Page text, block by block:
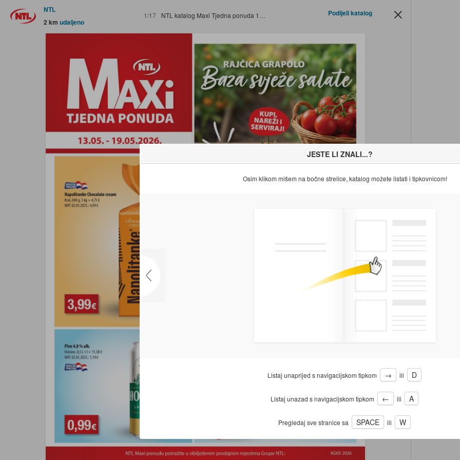
JESTE LI ZNALI...?
Osim klikom mišem na bočne strelice, katalog možete listati i tipkovnicom!
Listaj unaprijed s navigacijskom tipkom → ili D
Listaj unazad s navigacijskom tipkom ← ili A
Pregledaj sve stranice sa SPACE ili W
NTL
2 km udaljeno
1/17 NTL katalog Maxi Tjedna ponuda 13.05.-19.05.2026. Podijeli katalog